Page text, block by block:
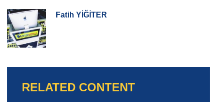
Fatih YİĞİTER
RELATED CONTENT